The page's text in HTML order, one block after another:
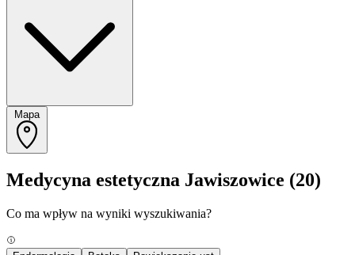
Mapa
Medycyna estetyczna Jawiszowice (20)
Co ma wpływ na wyniki wyszukiwania?